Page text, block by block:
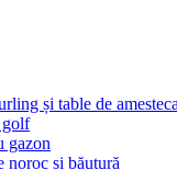
și table de
golf
gazon
noroc și băutură